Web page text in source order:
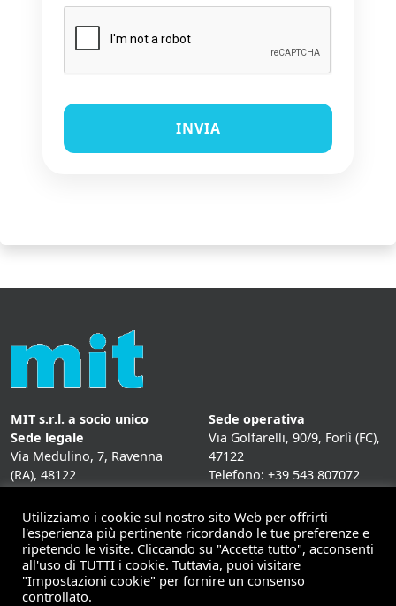
MIT s.r.l. a socio unico
Sede legale
Via Medulino, 7, Ravenna
(RA), 48122
Sede operativa
Via Golfarelli, 90/9, Forlì (FC),
47122
Telefono: +39 543 807072
Mail: info@mitweb.it
INFORMATIVE
Privacy Policy
Cookie Policy
Utilizziamo i cookie sul nostro sito Web per offrirti
l'esperienza più pertinente ricordando le tue preferenze e
ripetendo le visite. Cliccando su "Accetta tutto", acconsenti
all'uso di TUTTI i cookie. Tuttavia, puoi visitare
"Impostazioni cookie" per fornire un consenso
controllato.